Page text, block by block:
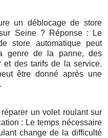
un déblocage de store
Seine ? Réponse : Le
store automatique peut
genre de la panne, des
et des tarifs de la service.
être donné après une
un volet roulant sur
: Le temps nécessaire
change de la difficulté